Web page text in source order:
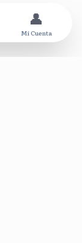
👤
Mi Cuenta